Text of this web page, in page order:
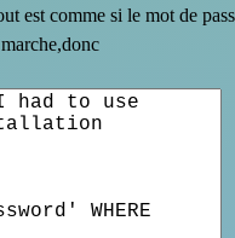
est comme si le mot de